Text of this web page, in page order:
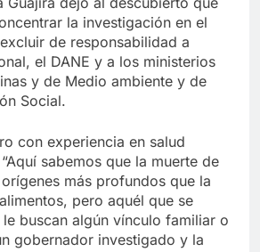
la investigación en el
de responsabilidad a
el DANE y a los ministerios
y de Medio ambiente y de
Social.
con experiencia en salud
sabemos que la muerte de
más profundos que la
pero aquél que se
buscan algún vínculo familiar o
gobernador investigado y la